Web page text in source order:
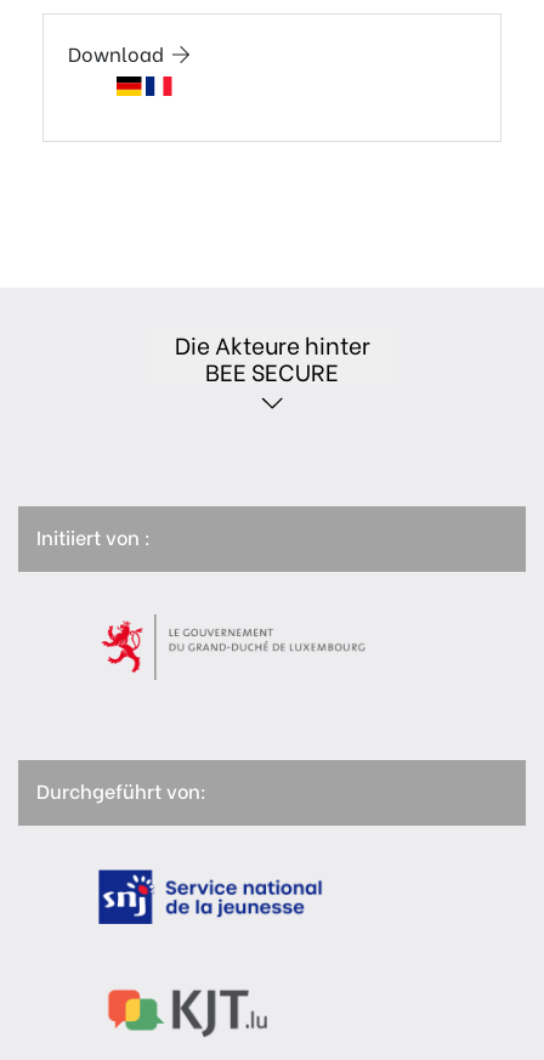
Download
Die Akteure hinter
BEE SECURE
Initiiert von :
Durchgeführt von: